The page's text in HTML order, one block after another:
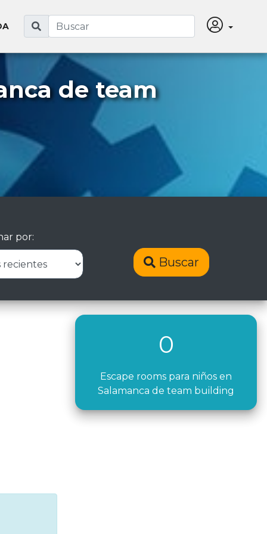
de team
por:
Buscar
0
Escape rooms para niños en
Salamanca de team building